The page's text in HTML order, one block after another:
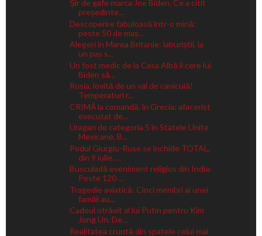
Șir de gafe marca Joe Biden. Ce a citit
președinte...
Descoperire fabuloasă într-o mină:
peste 50 de maș...
Alegeri în Marea Britanie: laburiștii, la
un pas s...
Un fost medic de la Casa Albă îi cere lui
Biden să...
Rusia, lovită de un val de caniculă!
Temperaturi r...
CRIMĂ la comandă, în Grecia: afacerist
executat de...
Uragan de categoria 5 în Statele Unite
Mexicane, B...
Podul Giurgiu-Ruse se închide TOTAL,
din 9 iulie. ...
Busculadă eveniment religios din India:
Peste 120 ...
Tragedie aviatică: Cinci membri ai unei
familii au...
Cadoul otrăvit al lui Putin pentru Kim
Jong Un. De...
Realitatea cruntă din spatele celui mai